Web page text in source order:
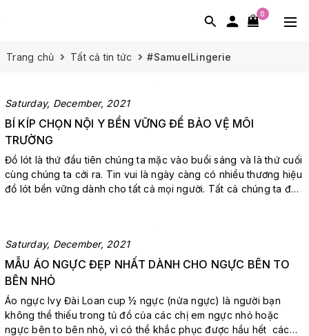
0
Trang chủ Tất cả tin tức #SamuelLingerie
Saturday, December, 2021
BÍ KÍP CHỌN NỘI Y BỀN VỮNG ĐỂ BẢO VỆ MÔI
TRƯỜNG
Đồ lót là thứ đầu tiên chúng ta mặc vào buổi sáng và là thứ cuối
cùng chúng ta cởi ra. Tin vui là ngày càng có nhiều thương hiệu
đồ lót bền vững dành cho tất cả mọi người. Tất cả chúng ta đều
Saturday, December, 2021
MẪU ÁO NGỰC ĐẸP NHẤT DÀNH CHO NGỰC BÊN TO
BÊN NHỎ
Áo ngực Ivy Đài Loan cup ½ ngực (nửa ngực) là người bạn
không thể thiếu trong tủ đồ của các chị em ngực nhỏ hoặc
ngực bên to bên nhỏ, vì có thể khắc phục được hầu hết các